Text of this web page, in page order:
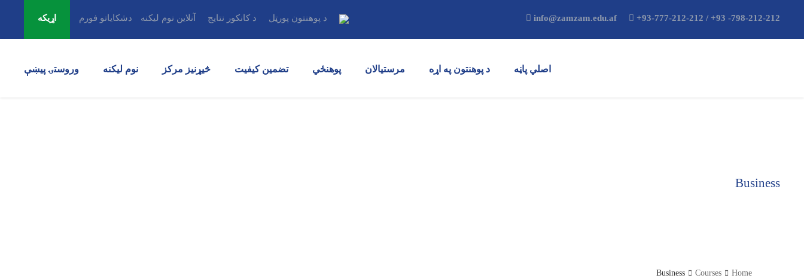
د پوهنتون پورټل د کانکور نتایج آنلاین نوم لیکنه دشکایاتو فورم اړیکه +93-777-212-212 / +93 -798-212-212
info@zamzam.edu.af
اصلي پاڼه د پوهنتون په اړه مرستیالان پوهنځي تضمین کیفیت څیړنیز مرکز نوم لیکنه وروستۍ پیښې
Business
Home
Courses
Business